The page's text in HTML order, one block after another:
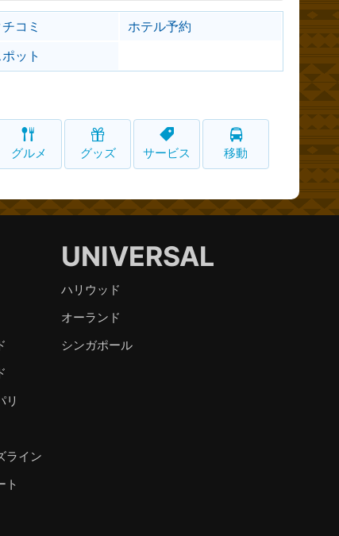
コミ
ホテル予約
ット
グルメ グッズ サービス 移動
リ
ライン
ト
UNIVERSAL
ハリウッド
オーランド
シンガポール